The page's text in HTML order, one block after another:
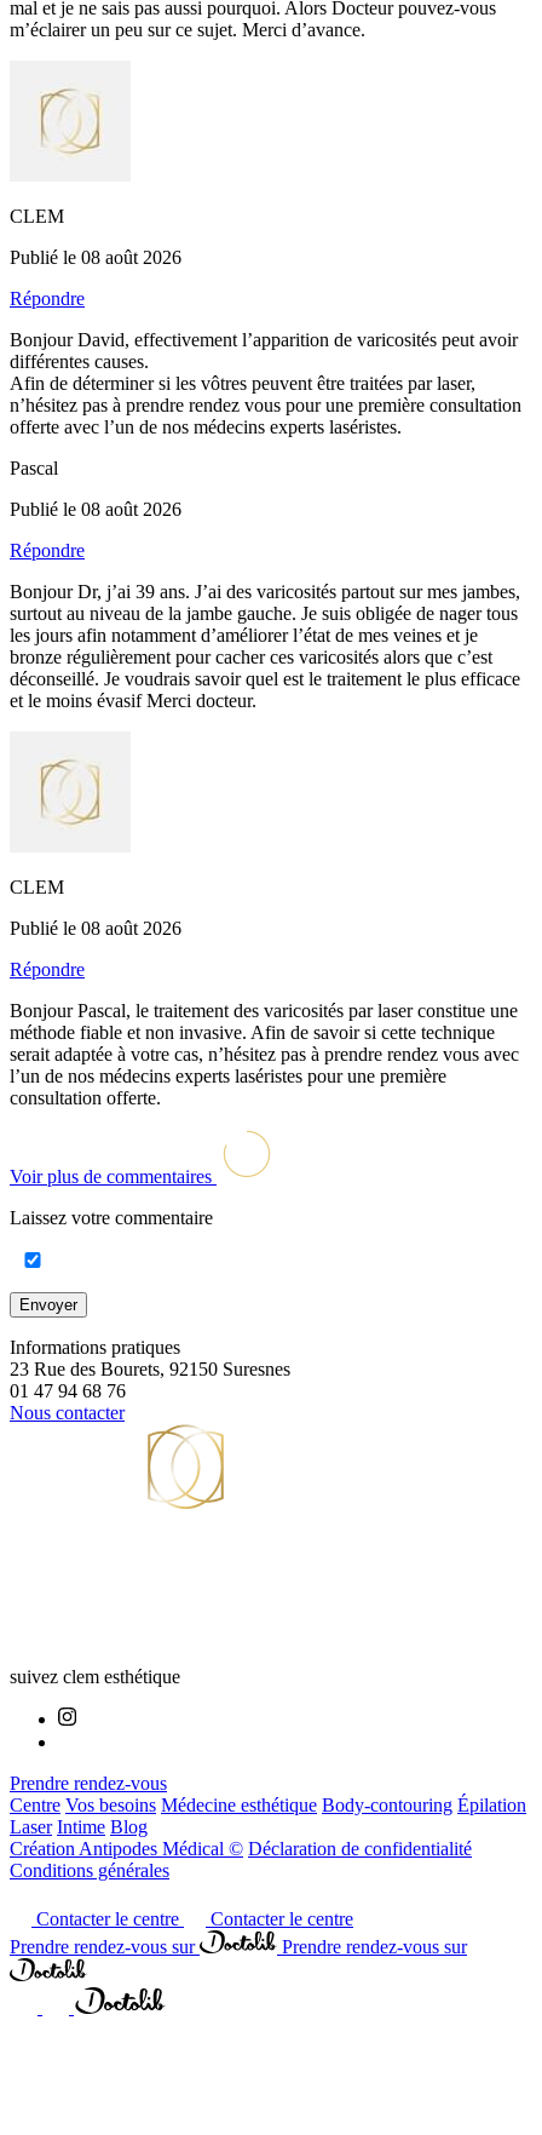
mal et je ne sais pas aussi pourquoi. Alors Docteur pouvez-vous
m’éclairer un peu sur ce sujet. Merci d’avance.
CLEM
Publié le 08 août 2026
Répondre
Bonjour David, effectivement l’apparition de varicosités peut avoir
différentes causes.
Afin de déterminer si les vôtres peuvent être traitées par laser,
n’hésitez pas à prendre rendez vous pour une première consultation
offerte avec l’un de nos médecins experts laséristes.
Pascal
Publié le 08 août 2026
Répondre
Bonjour Dr, j’ai 39 ans. J’ai des varicosités partout sur mes jambes,
surtout au niveau de la jambe gauche. Je suis obligée de nager tous
les jours afin notamment d’améliorer l’état de mes veines et je
bronze régulièrement pour cacher ces varicosités alors que c’est
déconseillé. Je voudrais savoir quel est le traitement le plus efficace
et le moins évasif Merci docteur.
CLEM
Publié le 08 août 2026
Répondre
Bonjour Pascal, le traitement des varicosités par laser constitue une
méthode fiable et non invasive. Afin de savoir si cette technique
serait adaptée à votre cas, n’hésitez pas à prendre rendez vous avec
l’un de nos médecins experts laséristes pour une première
consultation offerte.
Voir plus de commentaires
Laissez votre commentaire
Envoyer
Informations pratiques
23 Rue des Bourets, 92150 Suresnes
01 47 94 68 76
Nous contacter
suivez clem esthétique
Prendre rendez-vous
Centre Vos besoins Médecine esthétique Body-contouring Épilation
Laser Intime Blog
Création Antipodes Médical © Déclaration de confidentialité
Conditions générales
Contacter le centre
Contacter le centre
Prendre rendez-vous sur
Prendre rendez-vous sur